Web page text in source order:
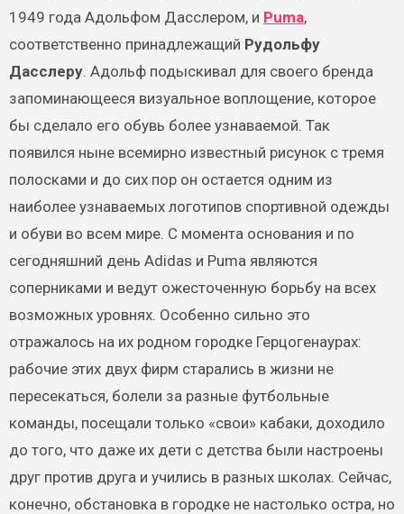
1949 года Адольфом Дасслером, и Puma,
соответственно принадлежащий Рудольфу
Дасслеру. Адольф подыскивал для своего бренда
запоминающееся визуальное воплощение, которое
бы сделало его обувь более узнаваемой. Так
появился ныне всемирно известный рисунок с тремя
полосками и до сих пор он остается одним из
наиболее узнаваемых логотипов спортивной одежды
и обуви во всем мире. С момента основания и по
сегодняшний день Adidas и Puma являются
соперниками и ведут ожесточенную борьбу на всех
возможных уровнях. Особенно сильно это
отражалось на их родном городке Герцогенаурах:
рабочие этих двух фирм старались в жизни не
пересекаться, болели за разные футбольные
команды, посещали только «свои» кабаки, доходило
до того, что даже их дети с детства были настроены
друг против друга и учились в разных школах. Сейчас,
конечно, обстановка в городке не настолько остра, но